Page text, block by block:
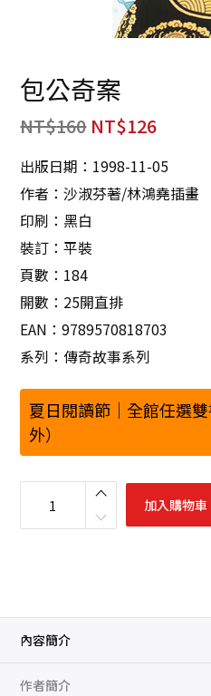
包公奇案
NT$160 NT$126
出版日期：1998-11-05
作者：沙淑芬著/林鴻堯插畫
印刷：黑白
裝訂：平裝
頁數：184
開數：25開直排
EAN：9789570818703
系列：傳奇故事系列
夏日閱讀節｜全館任選
外）
包
案
加入購物車
內容簡介
作者簡介